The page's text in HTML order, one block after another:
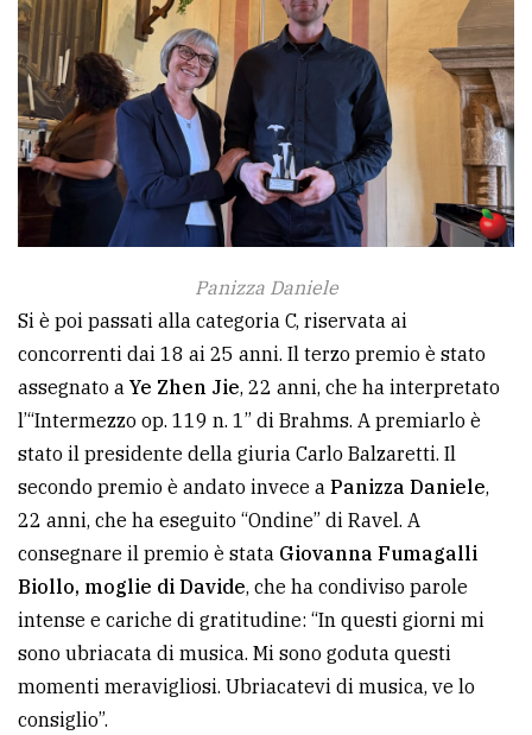
Panizza Daniele
Si è poi passati alla categoria C, riservata ai
concorrenti dai 18 ai 25 anni. Il terzo premio è stato
assegnato a Ye Zhen Jie, 22 anni, che ha interpretato
l’“Intermezzo op. 119 n. 1” di Brahms. A premiarlo è
stato il presidente della giuria Carlo Balzaretti. Il
secondo premio è andato invece a Panizza Daniele,
22 anni, che ha eseguito “Ondine” di Ravel. A
consegnare il premio è stata Giovanna Fumagalli
Biollo, moglie di Davide, che ha condiviso parole
intense e cariche di gratitudine: “In questi giorni mi
sono ubriacata di musica. Mi sono goduta questi
momenti meravigliosi. Ubriacatevi di musica, ve lo
consiglio”.